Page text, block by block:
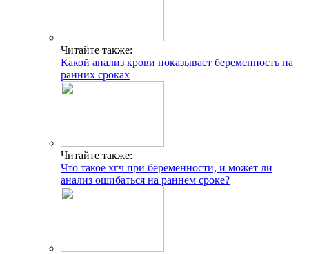
Читайте также:
Какой анализ крови показывает беременность на
ранних сроках
Читайте также:
Что такое хгч при беременности, и может ли
анализ ошибаться на раннем сроке?